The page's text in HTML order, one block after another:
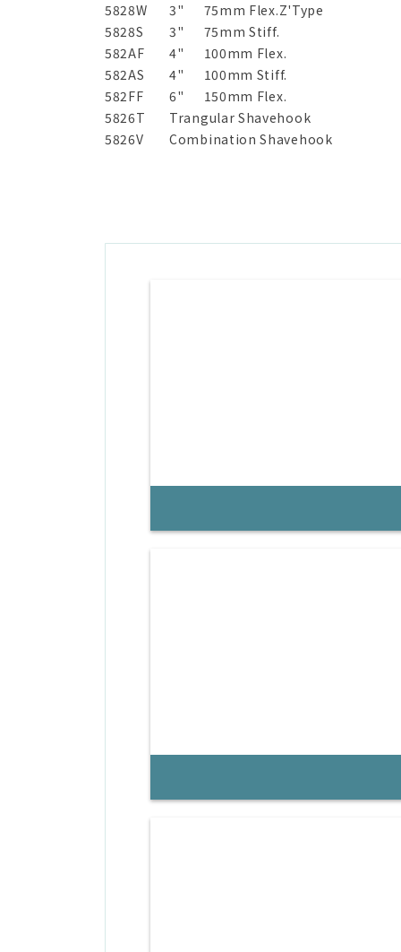
5828W
3" 75mm Flex.Z'Type
5828S
3" 75mm Stiff.
582AF
4" 100mm Flex.
582AS
4" 100mm Stiff.
582FF
6" 150mm Flex.
5826T
Trangular Shavehook
5826V
Combination Shavehook